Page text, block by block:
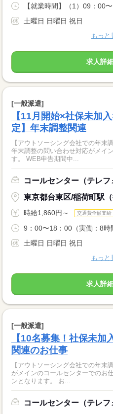
【就業時間】（1）09：00
土曜日 日曜日 祝日
もっと
求人詳
[一般派遣]
【11月開始×社保未加
定】年末調整関連
【アウトソーシング会社での年末
年末調整の問い合わせ対応がメイ
す。 WEB申告期間中...
コールセンター（テレフ
東京都台東区/稲荷町駅（
時給1,860円～ 交通費全額支給
9：00〜18：00（実働：8時
土曜日 日曜日 祝日
もっと
求人詳
[一般派遣]
【10名募集！社保未
関連のお仕事
【アウトソーシング会社での年末
がメインのコールセンターでのお仕事です。 基本的
ンとなります。 お...
コールセンター（テレフ